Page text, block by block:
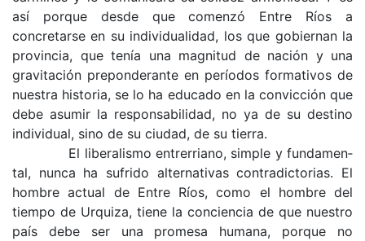
así porque desde que comenzó Entre Ríos a
concretarse en su individualidad, los que gobiernan la
provincia, que tenía una mag­nitud de nación y una
gravitación preponderante en períodos formativos de
nuestra historia, se lo ha educado en la convicción que
debe asumir la responsabilidad, no ya de su destino
individual, sino de su ciudad, de su tierra.
El liberalismo entrerriano, simple y fundamen­
tal, nunca ha sufrido alternativas contradictorias. El
hombre actual de Entre Ríos, como el hombre del
tiempo de Urquiza, tiene la conciencia de que nuestro
país debe ser una promesa humana, porque no